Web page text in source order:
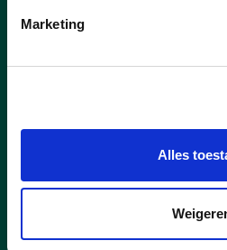
Marketing
Alles
Nieuws uit